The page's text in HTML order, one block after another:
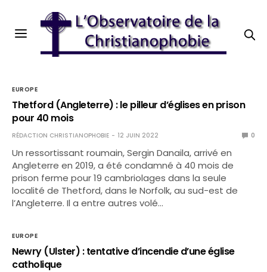
EUROPE
Thetford (Angleterre) : le pilleur d’églises en prison
pour 40 mois
RÉDACTION CHRISTIANOPHOBIE 12 JUIN 2022 0
Un ressortissant roumain, Sergin Danaila, arrivé en
Angleterre en 2019, a été condamné à 40 mois de
prison ferme pour 19 cambriolages dans la seule
localité de Thetford, dans le Norfolk, au sud-est de
l’Angleterre. Il a entre autres volé…
EUROPE
Newry (Ulster) : tentative d’incendie d’une église
catholique